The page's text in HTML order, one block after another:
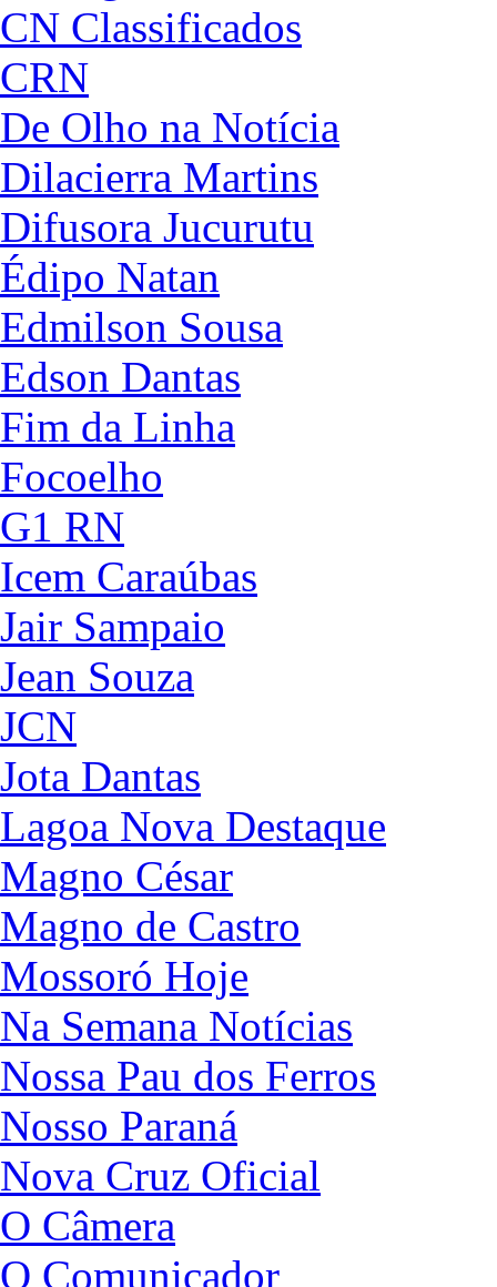
CN Classificados
CRN
De Olho na Notícia
Dilacierra Martins
Difusora Jucurutu
Édipo Natan
Edmilson Sousa
Edson Dantas
Fim da Linha
Focoelho
G1 RN
Icem Caraúbas
Jair Sampaio
Jean Souza
JCN
Jota Dantas
Lagoa Nova Destaque
Magno César
Magno de Castro
Mossoró Hoje
Na Semana Notícias
Nossa Pau dos Ferros
Nosso Paraná
Nova Cruz Oficial
O Câmera
O Comunicador